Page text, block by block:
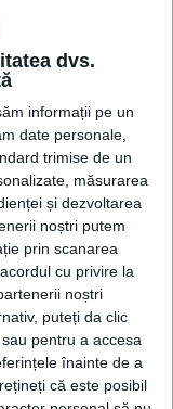
dvs.
informații pe un
date personale,
trimise de un
măsurarea
și dezvoltarea
noștri putem
prin scanarea
cu privire la
noștri
puteți da clic
pentru a accesa
înainte de a
că este posibil
CITIRE
13 august, cu
secundă a
un meci slab, iar
scorului final!